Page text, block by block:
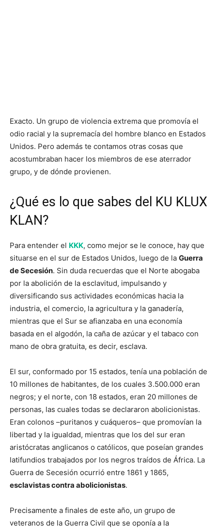
Exacto. Un grupo de violencia extrema que promovía el
odio racial y la supremacía del hombre blanco en Estados
Unidos. Pero además te contamos otras cosas que
acostumbraban hacer los miembros de ese aterrador
grupo, y de dónde provienen.
¿Qué es lo que sabes del KU KLUX
KLAN?
Para entender el KKK, como mejor se le conoce, hay que
situarse en el sur de Estados Unidos, luego de la Guerra
de Secesión. Sin duda recuerdas que el Norte abogaba
por la abolición de la esclavitud, impulsando y
diversificando sus actividades económicas hacia la
industria, el comercio, la agricultura y la ganadería,
mientras que el Sur se afianzaba en una economía
basada en el algodón, la caña de azúcar y el tabaco con
mano de obra gratuita, es decir, esclava.
El sur, conformado por 15 estados, tenía una población de
10 millones de habitantes, de los cuales 3.500.000 eran
negros; y el norte, con 18 estados, eran 20 millones de
personas, las cuales todas se declararon abolicionistas.
Eran colonos –puritanos y cuáqueros– que promovían la
libertad y la igualdad, mientras que los del sur eran
aristócratas anglicanos o católicos, que poseían grandes
latifundios trabajados por los negros traídos de África. La
Guerra de Secesión ocurrió entre 1861 y 1865,
esclavistas contra abolicionistas.
Precisamente a finales de este año, un grupo de
veteranos de la Guerra Civil que se oponía a la